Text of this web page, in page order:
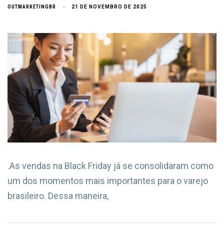
OUTMARKETINGBR 21 DE NOVEMBRO DE 2025
.As vendas na Black Friday já se consolidaram como
um dos momentos mais importantes para o varejo
brasileiro. Dessa maneira,